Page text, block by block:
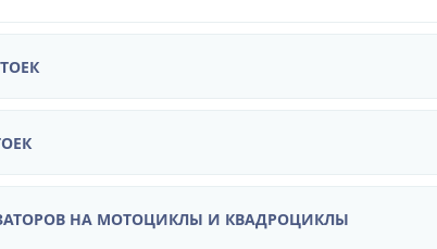
НА МОТОЦИКЛЫ И КВАДРОЦИКЛЫ